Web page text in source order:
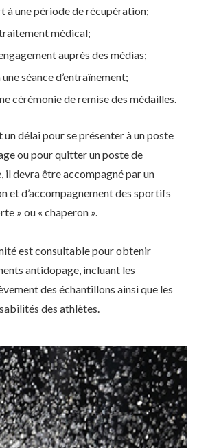
à une période de récupération;
médical;
auprès des médias;
séance d’entraînement;
cérémonie de remise des médailles.
délai pour se présenter à un poste
ou pour quitter un poste de
il devra être accompagné par un
et d’accompagnement des sportifs
» ou « chaperon ».
est consultable pour obtenir
antidopage, incluant les
des échantillons ainsi que les
des athlètes.